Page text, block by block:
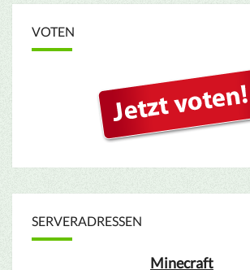
VOTEN
SERVERADRESSEN
Minecraft